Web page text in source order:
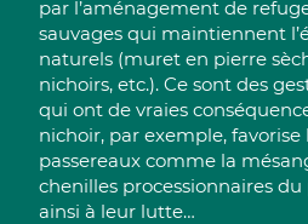
par l’aménagement de
sauvages qui maintiennent
naturels (muret en pierre
nichoirs, etc.). Ce sont des
qui ont de vraies
nichoir, par exemple, favorise
passereaux comme la
chenilles processionnaires
ainsi à leur lutte…